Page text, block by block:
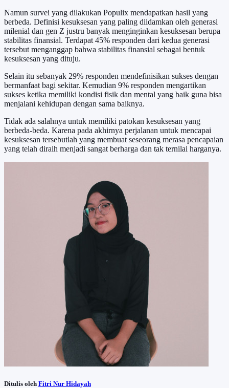
Namun survei yang dilakukan Populix mendapatkan hasil yang
berbeda. Definisi kesuksesan yang paling diidamkan oleh generasi
milenial dan gen Z justru banyak menginginkan kesuksesan berupa
stabilitas finansial. Terdapat 45% responden dari kedua generasi
tersebut menganggap bahwa stabilitas finansial sebagai bentuk
kesuksesan yang dituju.
Selain itu sebanyak 29% responden mendefinisikan sukses dengan
bermanfaat bagi sekitar. Kemudian 9% responden mengartikan
sukses ketika memiliki kondisi fisik dan mental yang baik guna bisa
menjalani kehidupan dengan sama baiknya.
Tidak ada salahnya untuk memiliki patokan kesuksesan yang
berbeda-beda. Karena pada akhirnya perjalanan untuk mencapai
kesuksesan tersebutlah yang membuat seseorang merasa pencapaian
yang telah diraih menjadi sangat berharga dan tak ternilai harganya.
Ditulis oleh Fitri Nur Hidayah